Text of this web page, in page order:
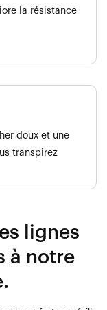
la résistance
doux et une
transpirez
lignes
à notre